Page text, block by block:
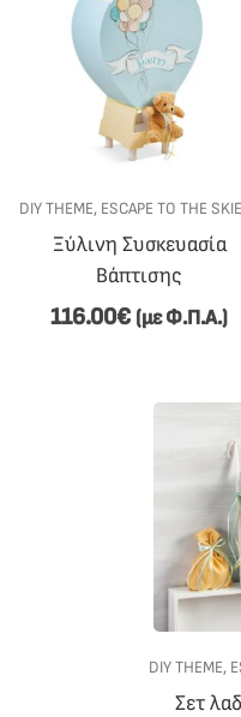
DIY THEME, ESCAPE TO THE SKIES
Ξύλινη Συσκευασία
Βάπτισης
116.00€ (με Φ.Π.Α.)
DIY THEME,
Σετ